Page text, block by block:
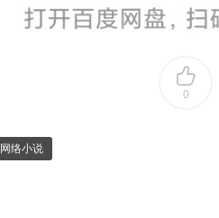
0
网络小说